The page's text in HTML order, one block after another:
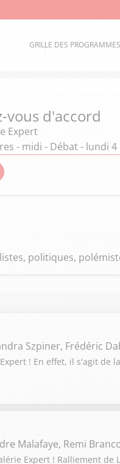
GRILLE DES PROGRAMMES
vous d'accord
Expert
- midi - Débat - lundi 4
politiques,
Szpiner, Frédéric
! En effet, il s'agit
Malafaye, Remi
Expert ! Ralliement